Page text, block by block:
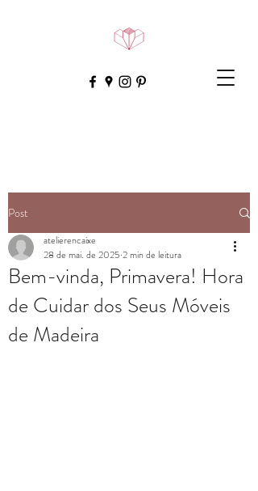
Post
Bem-vinda, Primavera! Hora
de Cuidar dos Seus Móveis
de Madeira
atelierencaixe
28 de mai. de 2025 2 min de leitura